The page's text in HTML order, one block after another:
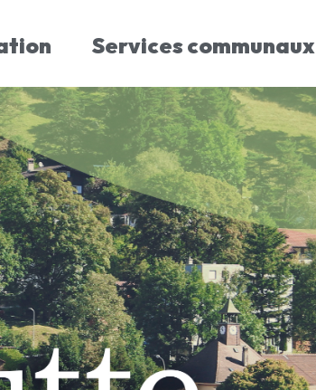
Services communaux